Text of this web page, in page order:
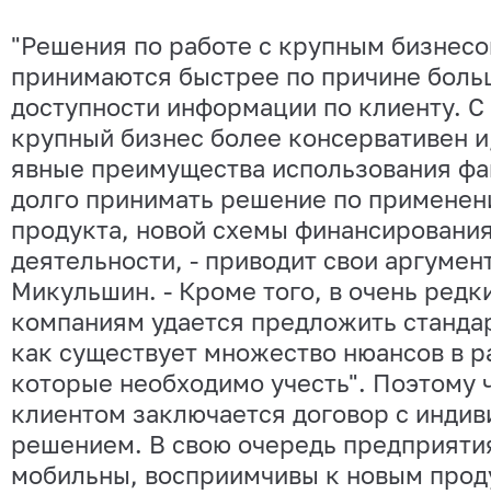
"Решения по работе с крупным
принимаются быстрее по причине
доступности информации по клиенту.
крупный бизнес более консервативен
явные преимущества использования
долго принимать решение по
продукта, новой схемы
деятельности, - приводит свои
Микульшин. - Кроме того, в очень
компаниям удается предложить
как существует множество нюансов в
которые необходимо учесть". Поэтому
клиентом заключается договор с
решением. В свою очередь
мобильны, восприимчивы к новым